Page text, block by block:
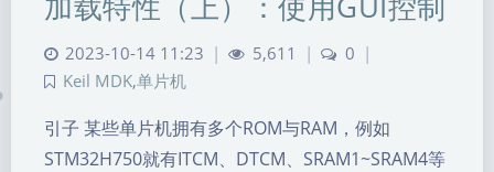
2023-10-14 11:23 | 5,611 | 0 |
Keil MDK,单片机
引子 某些单片机拥有多个ROM与RAM，例如
STM32H750就有ITCM、DTCM、SRAM1~SRAM4等